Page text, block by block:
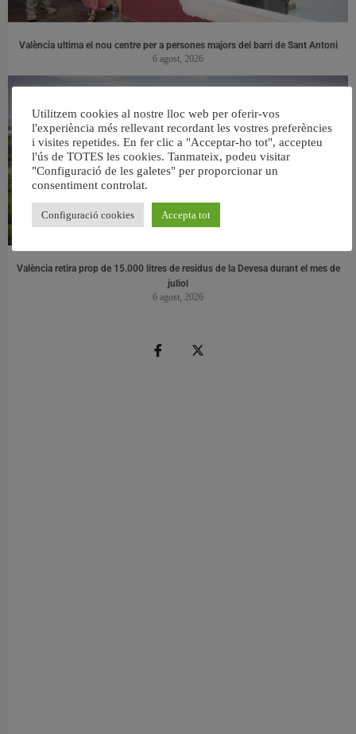
València ultima el nou centre per a persones majors del barri de Sant Antoni
6 agost, 2026
València retira prop de 15.000 litres de residus de la Devesa durant el mes de
juliol
6 agost, 2026
Utilitzem cookies al nostre lloc web per oferir-vos
l'experiència més rellevant recordant les vostres preferències
i visites repetides. En fer clic a "Acceptar-ho tot", accepteu
l'ús de TOTES les cookies. Tanmateix, podeu visitar
"Configuració de les galetes" per proporcionar un
consentiment controlat.
Configuració cookies Accepta tot